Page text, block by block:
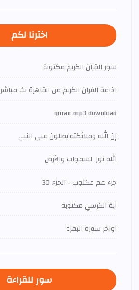
اخترنا لكم
سور القران الكريم مكتوبة
اذاعة القران الكريم من القاهرة بث مباشر
quran mp3 download
إن الله وملائكته يصلون على النبي
الله نور السموات والأرض
جزء عم مكتوب - الجزء 30
آية الكرسي مكتوبة
اواخر سورة البقرة
سور للقراءة